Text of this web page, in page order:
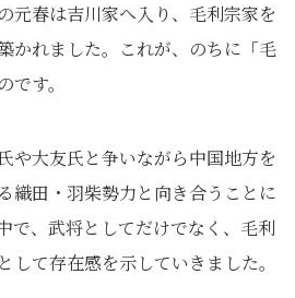
元春は吉川家へ入り、毛利宗家を
かれました。これが、のちに「毛
す。
や大友氏と争いながら中国地方を
織田・羽柴勢力と向き合うことに
で、武将としてだけでなく、毛利
して存在感を示していきました。